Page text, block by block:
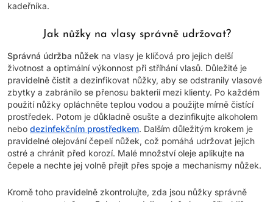
kadeřníka.
Jak nůžky na vlasy správně udržovat?
Správná údržba nůžek na vlasy je klíčová pro jejich delší
životnost a optimální výkonnost při stříhání vlasů. Důležité je
pravidelně čistit a dezinfikovat nůžky, aby se odstranily vlasové
zbytky a zabránilo se přenosu bakterií mezi klienty. Po každém
použití nůžky opláchněte teplou vodou a použijte mírně čistící
prostředek. Potom je důkladně osušte a dezinfikujte alkoholem
nebo dezinfekčním prostředkem. Dalším důležitým krokem je
pravidelné olejování čepelí nůžek, což pomáhá udržovat jejich
ostré a chránit před korozí. Malé množství oleje aplikujte na
čepele a nechte jej volně přejít přes spoje a mechanismy nůžek.
Kromě toho pravidelně zkontrolujte, zda jsou nůžky správně